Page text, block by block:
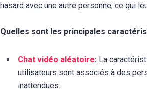
hasard avec une autre personne, ce qui
Quelles sont les principales
Chat vidéo aléatoire: La
utilisateurs sont associés à des
inattendues.